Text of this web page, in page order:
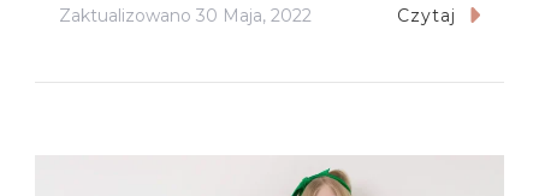
Zaktualizowano 30 Maja, 2022 Czytaj